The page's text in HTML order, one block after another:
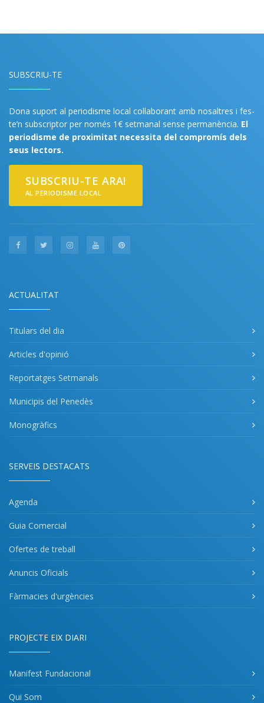
SUBSCRIU-TE
Dona suport al periodisme local col·laborant amb nosaltres i fes-
te’n subscriptor per només 1€ setmanal sense permanència. El
periodisme de proximitat necessita del compromís dels
seus lectors.
SUBSCRIU-TE ARA!
AL PERIODISME LOCAL
ACTUALITAT
Titulars del dia
Articles d'opinió
Reportatges Setmanals
Municipis del Penedès
Monogràfics
SERVEIS DESTACATS
Agenda
Guia Comercial
Ofertes de treball
Anuncis Oficials
Fàrmacies d'urgències
PROJECTE EIX DIARI
Manifest Fundacional
Qui Som